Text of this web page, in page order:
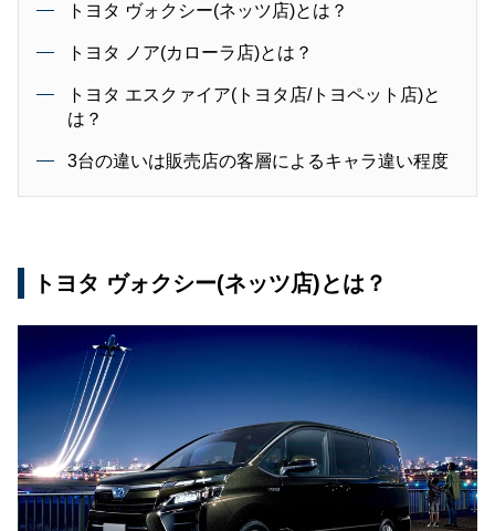
トヨタ ヴォクシー(ネッツ店)とは？
トヨタ ノア(カローラ店)とは？
トヨタ エスクァイア(トヨタ店/トヨペット店)と
は？
3台の違いは販売店の客層によるキャラ違い程度
トヨタ ヴォクシー(ネッツ店)とは？